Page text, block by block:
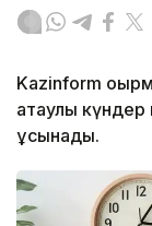
Kazinform
атаулы күндер
ұсынады.